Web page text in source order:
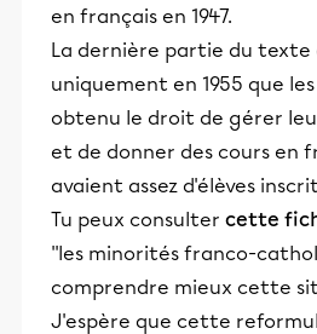
en français en 1947.
La dernière partie du texte
uniquement en 1955 que
obtenu le droit de gérer
et de donner des cours en
avaient assez d'élèves
Tu peux consulter cette
''les minorités franco-
comprendre mieux cette
J'espère que cette